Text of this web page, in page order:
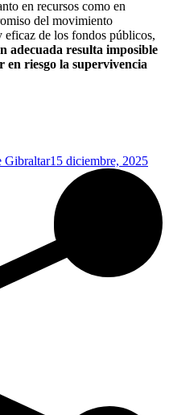
en recursos como en
del movimiento
de los fondos públicos,
adecuada resulta imposible
en riesgo la supervivencia
Gibraltar15 diciembre, 2025